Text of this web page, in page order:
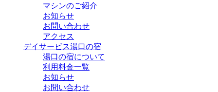
マシンのご紹介
お知らせ
お問い合わせ
アクセス
デイサービス湯口の宿
湯口の宿について
利用料金一覧
お知らせ
お問い合わせ